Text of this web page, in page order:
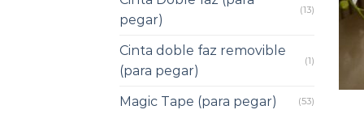
pegar)
(13)
Cinta doble faz removible
(para pegar)
(1)
Magic Tape (para pegar) (53)